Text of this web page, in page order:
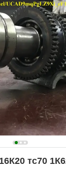
тс70